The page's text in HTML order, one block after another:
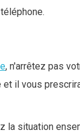
, n'arrêtez pas
il vous
la situation